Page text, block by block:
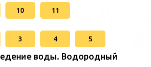
10 11
3 4 5
воды. Водородный